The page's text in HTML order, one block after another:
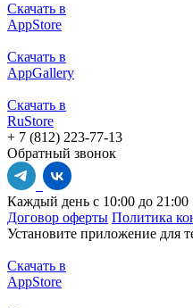
Скачать в
AppStore
Скачать в
AppGallery
Скачать в
RuStore
+ 7 (812) 223-77-13
Обратный звонок
Каждый день с 10:00 до 21:00
Договор оферты Политика
Установите приложение для
Скачать в
AppStore